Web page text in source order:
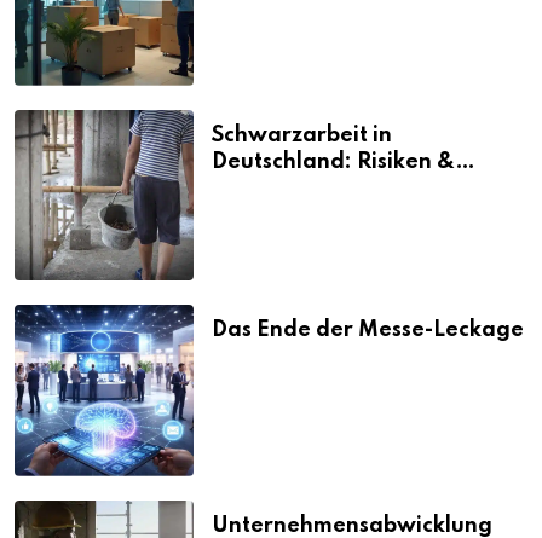
Schwarzarbeit in
Deutschland: Risiken &
Das Ende der Messe-Leckage
Unternehmensabwicklung